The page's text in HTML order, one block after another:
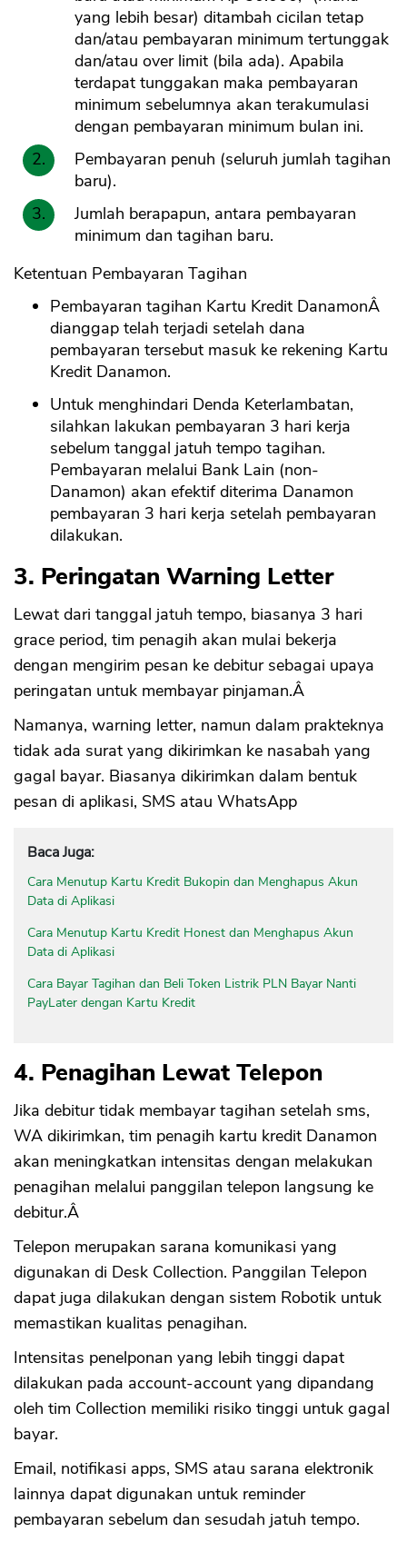
yang lebih besar) ditambah cicilan tetap
dan/atau pembayaran minimum tertunggak
dan/atau over limit (bila ada). Apabila
terdapat tunggakan maka pembayaran
minimum sebelumnya akan terakumulasi
dengan pembayaran minimum bulan ini.
Pembayaran penuh (seluruh jumlah tagihan
baru).
Jumlah berapapun, antara pembayaran
minimum dan tagihan baru.
Ketentuan Pembayaran Tagihan
Pembayaran tagihan Kartu Kredit DanamonÂ
dianggap telah terjadi setelah dana
pembayaran tersebut masuk ke rekening Kartu
Kredit Danamon.
Untuk menghindari Denda Keterlambatan,
silahkan lakukan pembayaran 3 hari kerja
sebelum tanggal jatuh tempo tagihan.
Pembayaran melalui Bank Lain (non-
Danamon) akan efektif diterima Danamon
pembayaran 3 hari kerja setelah pembayaran
dilakukan.
3. Peringatan Warning Letter
Lewat dari tanggal jatuh tempo, biasanya 3 hari
grace period, tim penagih akan mulai bekerja
dengan mengirim pesan ke debitur sebagai upaya
peringatan untuk membayar pinjaman.Â
Namanya, warning letter, namun dalam prakteknya
tidak ada surat yang dikirimkan ke nasabah yang
gagal bayar. Biasanya dikirimkan dalam bentuk
pesan di aplikasi, SMS atau WhatsApp
Baca Juga:
Cara Menutup Kartu Kredit Bukopin dan Menghapus Akun
Data di Aplikasi
Cara Menutup Kartu Kredit Honest dan Menghapus Akun
Data di Aplikasi
Cara Bayar Tagihan dan Beli Token Listrik PLN Bayar Nanti
PayLater dengan Kartu Kredit
4. Penagihan Lewat Telepon
Jika debitur tidak membayar tagihan setelah sms,
WA dikirimkan, tim penagih kartu kredit Danamon
akan meningkatkan intensitas dengan melakukan
penagihan melalui panggilan telepon langsung ke
debitur.Â
Telepon merupakan sarana komunikasi yang
digunakan di Desk Collection. Panggilan Telepon
dapat juga dilakukan dengan sistem Robotik untuk
memastikan kualitas penagihan.
Intensitas penelponan yang lebih tinggi dapat
dilakukan pada account-account yang dipandang
oleh tim Collection memiliki risiko tinggi untuk gagal
bayar.
Email, notifikasi apps, SMS atau sarana elektronik
lainnya dapat digunakan untuk reminder
pembayaran sebelum dan sesudah jatuh tempo.